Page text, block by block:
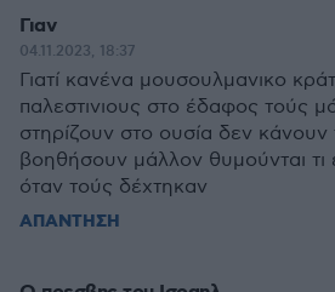
Γιαν
04.11.2023, 18:37
Γιατί κανένα μουσουλμανικο
παλεστινιους στο έδαφος τούς
στηρίζουν στο ουσία δεν κάνουν
βοηθήσουν μάλλον θυμούνται τι
όταν τούς δέχτηκαν
ΑΠΑΝΤΗΣΗ